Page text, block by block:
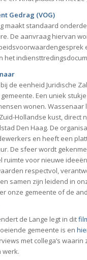
Gedrag (VOG)
maakt standaard
De aanvraag hiervan
het
de eenheid Juridische
Een uniek
wonen. Wassenaar
Hollandse kust, direct
Den Haag. De
en heeft een
De sfeer wordt
ruimte voor nieuwe
respectvol,
samen zijn leidend in
onze gemeente of de
de Lange legt in dit
gemeente is en
met collega’s waarin
werk.